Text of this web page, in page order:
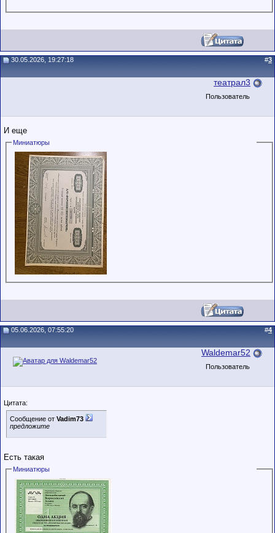
30.05.2026, 19:27:18 #3
театрал3
Пользователь
И еще
Миниатюры
05.06.2026, 07:55:20 #4
Waldemar52
Пользователь
Цитата:
Сообщение от Vadim73
предложите
Есть такая
Миниатюры